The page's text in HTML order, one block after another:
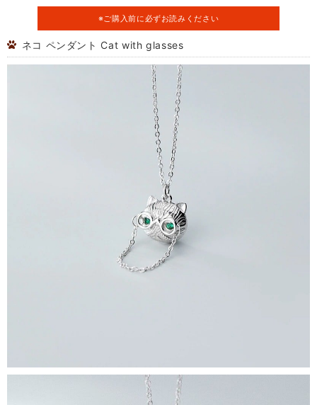
※ご購入前に必ずお読みください
ネコ ペンダント Cat with glasses